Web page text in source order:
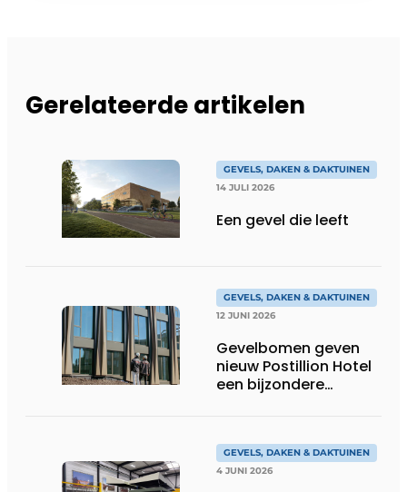
Gerelateerde artikelen
GEVELS, DAKEN & DAKTUINEN
14 JULI 2026
Een gevel die leeft
GEVELS, DAKEN & DAKTUINEN
12 JUNI 2026
Gevelbomen geven
nieuw Postillion Hotel
een bijzondere
GEVELS, DAKEN & DAKTUINEN
4 JUNI 2026